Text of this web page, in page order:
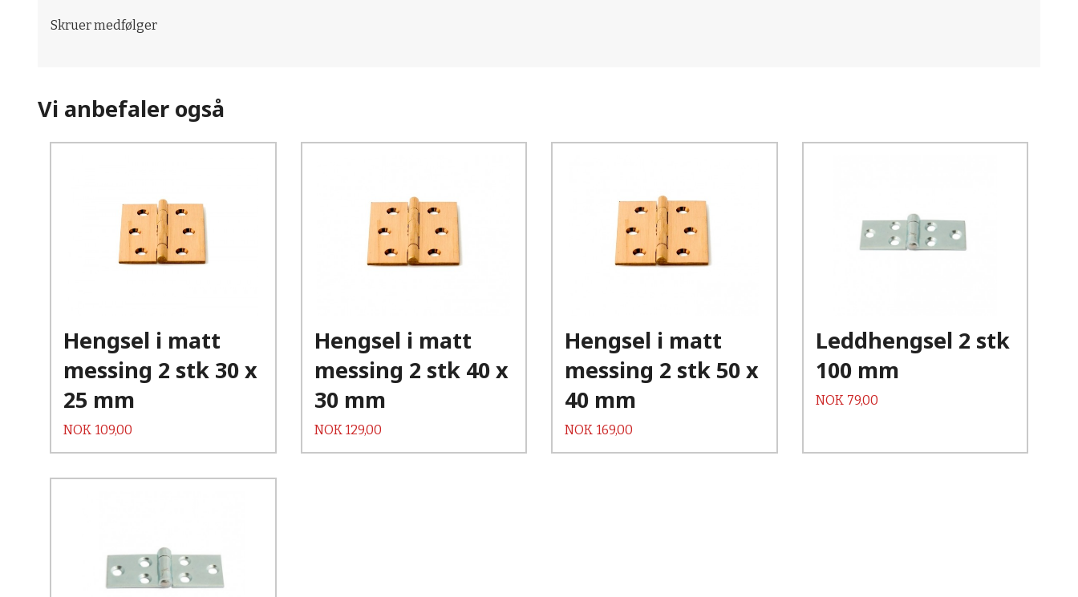
Skruer medfølger
Vi anbefaler også
Hengsel i matt
messing 2 stk 30 x
25 mm
Pris
NOK 109,00
Kjøp
Hengsel i matt
messing 2 stk 40 x
30 mm
Pris
NOK 129,00
Kjøp
Hengsel i matt
messing 2 stk 50 x
40 mm
Pris
NOK 169,00
Kjøp
Leddhengsel 2 stk
100 mm
Pris
NOK 79,00
Kjøp